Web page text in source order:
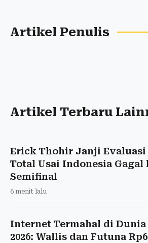
Artikel Penulis
Artikel Terbaru
Erick Thohir Janji Evaluasi
Total Usai Indonesia Gagal
Semifinal
6 menit lalu
Internet Termahal di Dunia
2026: Wallis dan Futuna